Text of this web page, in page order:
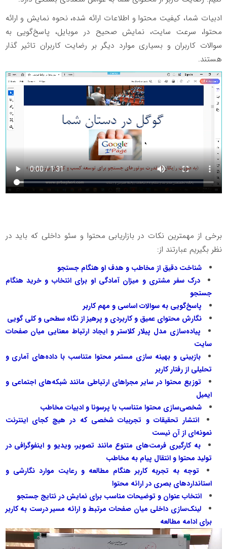
ادبیات شما، کیفیت محتوا و اطلاعات ارائه شده، نحوه نمایش و ارائه
محتوا، سرعت سایت، نمایش صحیح در موبایل، پاسخ‌گویی به
سوالات کاربران و بسیاری موارد دیگر بر رضایت کاربران تاثیر گذار
هستند.
برخی از مهمترین نکات در بازاریابی محتوا و سئو داخلی که باید در
نظر بگیریم عبارتند از:
شناخت دقیق از مخاطب و هدف او هنگام جستجو
درک سفر مشتری و میزان آمادگی او برای انتخاب و خرید هنگام
جستجو
پاسخ‌گویی به سوالات اساسی و مهم کاربر
نگارش محتوای عمیق و کاربردی و پرهیز از نگاه سطحی و کلی گویی
پیاده‌سازی مدل پیلار کلاستر و ایجاد ارتباط معنایی میان صفحات
سایت
بازبینی و بهینه سازی مستمر محتوا متناسب با داده‌های آماری و
تحلیلی از رفتار کاربر
توزیع محتوا در سایر مجراهای ارتباطی مانند شبکه‌های اجتماعی و
ایمیل
شخصی‌سازی محتوا متناسب با پرسونا و ادبیات مخاطب
انتشار تحقیقات و تجربیات شخصی که در هیچ کجای اینترنت
نمونه‌ای از آن نیست
به کارگیری فرمت‌های متنوع مانند تصویر، ویدیو و اینفوگرافی در
تولید محتوا و انتقال پیام به مخاطب
توجه به تجربه کاربر هنگام مطالعه و رعایت موارد نگارشی و
استانداردهای بصری در ارائه محتوا
انتخاب عنوان و توضیحات مناسب برای نمایش در نتایج جستجو
لینک‌سازی داخلی میان صفحات مرتبط و ارائه مسیر درست به کاربر
برای ادامه مطالعه